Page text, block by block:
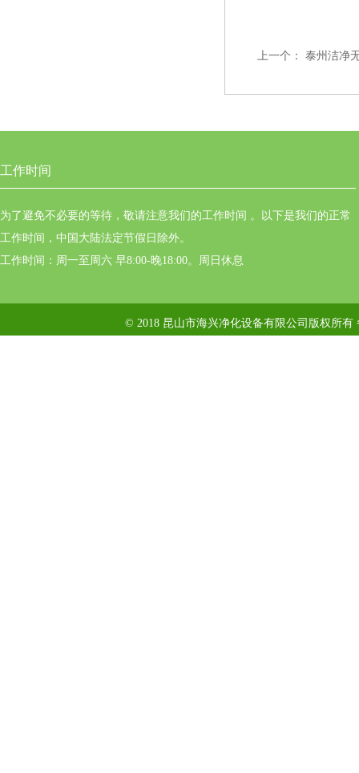
上一个： 泰州洁净
工作时间
为了避免不必要的等待，敬请注意我们的工作时间 。以下是我们的正常
工作时间，中国大陆法定节假日除外。
工作时间：周一至周六 早8:00-晚18:00。周日休息
© 2018 昆山市海兴净化设备有限公司版权所有